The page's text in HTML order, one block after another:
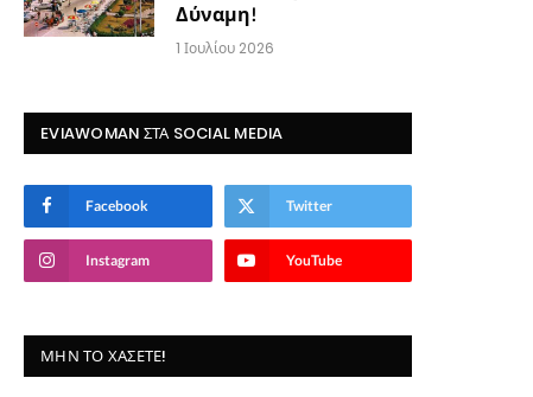
Δύναμη!
1 Ιουλίου 2026
EVIAWOMAN ΣΤΑ SOCIAL MEDIA
Facebook Twitter
Instagram YouTube
ΜΗΝ ΤΟ ΧΆΣΕΤΕ!